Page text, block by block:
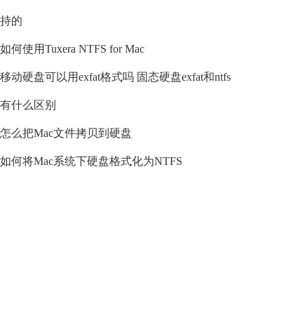
持的
如何使用Tuxera NTFS for Mac
移动硬盘可以用exfat格式吗 固态硬盘exfat和ntfs
有什么区别
怎么把Mac文件拷贝到硬盘
如何将Mac系统下硬盘格式化为NTFS